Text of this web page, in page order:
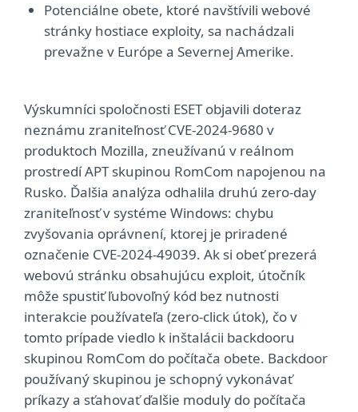
Potenciálne obete, ktoré navštívili webové
stránky hostiace exploity, sa nachádzali
prevažne v Európe a Severnej Amerike.
Výskumníci spoločnosti ESET objavili doteraz
neznámu zraniteľnosť CVE-2024-9680 v
produktoch Mozilla, zneužívanú v reálnom
prostredí APT skupinou RomCom napojenou na
Rusko. Ďalšia analýza odhalila druhú zero-day
zraniteľnosť v systéme Windows: chybu
zvyšovania oprávnení, ktorej je priradené
označenie CVE-2024-49039. Ak si obeť prezerá
webovú stránku obsahujúcu exploit, útočník
môže spustiť ľubovoľný kód bez nutnosti
interakcie používateľa (zero-click útok), čo v
tomto prípade viedlo k inštalácii backdooru
skupinou RomCom do počítača obete. Backdoor
používaný skupinou je schopný vykonávať
príkazy a sťahovať ďalšie moduly do počítača